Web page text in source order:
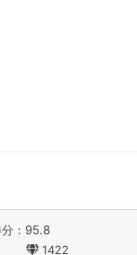
分：95.8
1422